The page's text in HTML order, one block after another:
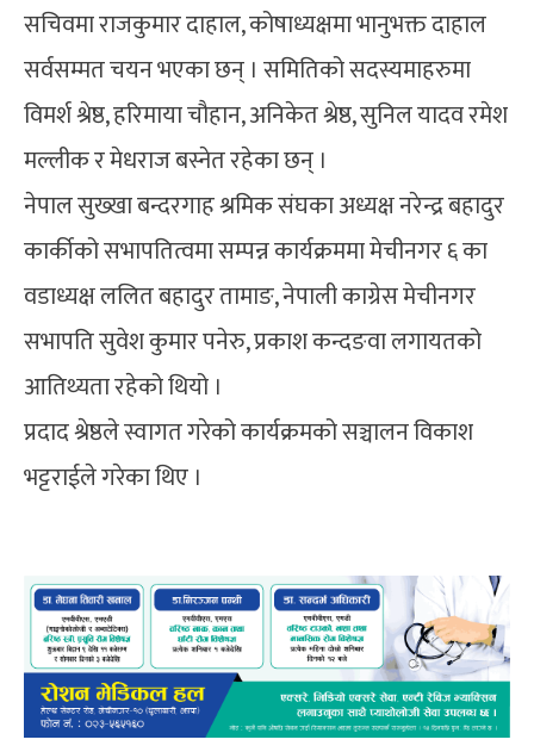
सचिवमा राजकुमार दाहाल, कोषाध्यक्षमा भानुभक्त दाहाल
सर्वसम्मत चयन भएका छन् । समितिको सदस्यमाहरुमा
विमर्श श्रेष्ठ, हरिमाया चौहान, अनिकेत श्रेष्ठ, सुनिल यादव रमेश
मल्लीक र मेधराज बस्नेत रहेका छन् ।
नेपाल सुख्खा बन्दरगाह श्रमिक संघका अध्यक्ष नरेन्द्र बहादुर
कार्कीको सभापतित्वमा सम्पन्न कार्यक्रममा मेचीनगर ६ का
वडाध्यक्ष ललित बहादुर तामाङ, नेपाली काग्रेस मेचीनगर
सभापति सुवेश कुमार पनेरु, प्रकाश कन्दङवा लगायतको
आतिथ्यता रहेको थियो ।
प्रदाद श्रेष्ठले स्वागत गरेको कार्यक्रमको सञ्चालन विकाश
भट्टराईले गरेका थिए ।